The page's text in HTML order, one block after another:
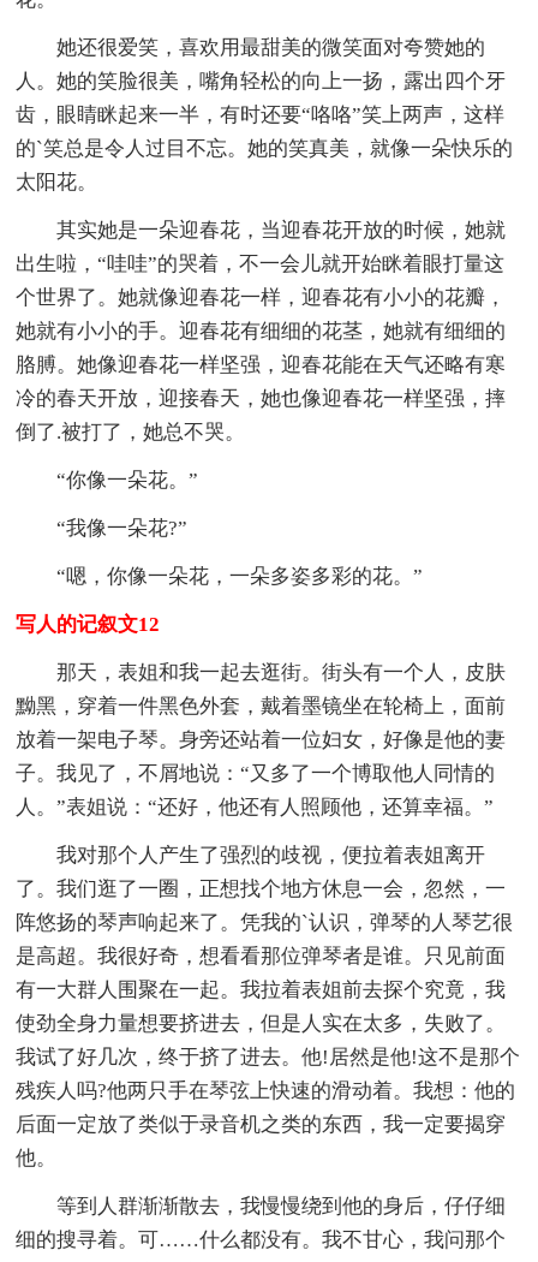
她还很爱笑，喜欢用最甜美的微笑面对夸赞她的
人。她的笑脸很美，嘴角轻松的向上一扬，露出四个牙
齿，眼睛眯起来一半，有时还要“咯咯”笑上两声，这样
的`笑总是令人过目不忘。她的笑真美，就像一朵快乐的
太阳花。
其实她是一朵迎春花，当迎春花开放的时候，她就
出生啦，“哇哇”的哭着，不一会儿就开始眯着眼打量这
个世界了。她就像迎春花一样，迎春花有小小的花瓣，
她就有小小的手。迎春花有细细的花茎，她就有细细的
胳膊。她像迎春花一样坚强，迎春花能在天气还略有寒
冷的春天开放，迎接春天，她也像迎春花一样坚强，摔
倒了.被打了，她总不哭。
“你像一朵花。”
“我像一朵花?”
“嗯，你像一朵花，一朵多姿多彩的花。”
写人的记叙文12
那天，表姐和我一起去逛街。街头有一个人，皮肤
黝黑，穿着一件黑色外套，戴着墨镜坐在轮椅上，面前
放着一架电子琴。身旁还站着一位妇女，好像是他的妻
子。我见了，不屑地说：“又多了一个博取他人同情的
人。”表姐说：“还好，他还有人照顾他，还算幸福。”
我对那个人产生了强烈的歧视，便拉着表姐离开
了。我们逛了一圈，正想找个地方休息一会，忽然，一
阵悠扬的琴声响起来了。凭我的`认识，弹琴的人琴艺很
是高超。我很好奇，想看看那位弹琴者是谁。只见前面
有一大群人围聚在一起。我拉着表姐前去探个究竟，我
使劲全身力量想要挤进去，但是人实在太多，失败了。
我试了好几次，终于挤了进去。他!居然是他!这不是那个
残疾人吗?他两只手在琴弦上快速的滑动着。我想：他的
后面一定放了类似于录音机之类的东西，我一定要揭穿
他。
等到人群渐渐散去，我慢慢绕到他的身后，仔仔细
细的搜寻着。可……什么都没有。我不甘心，我问那个